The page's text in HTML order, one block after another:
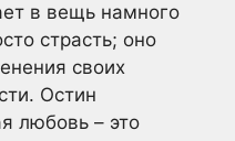
в вещь намного
страсть; оно
своих
Остин
любовь – это